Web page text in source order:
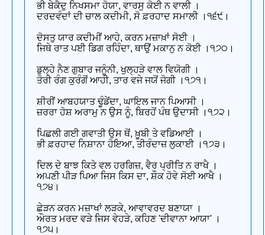
ਭੀ ਬੇਕੈਦੁ ਨਿਖਸਮਾ ਹੋਯਾ, ਵਾਰਸੁ ਕੋਈ ਨ ਵਾਲੀ ।
ਦਰਦਵੰਦਾਂ ਦੀ ਚਾਲ ਕਦੀਮੀ, ਸੋ ਫ਼ਰਹਾਦ ਸਮਾਲੀ ।੧੬੯।
ਦੋਸਤੁ ਯਾਰ ਕਦੀਮੀਂ ਆਹੇ, ਕਰਨ ਮਜ਼ਾਖ਼ਾਂ ਸੋਈ ।
ਜਿਥੇ ਰਾਤ ਪਈ ਡਿਗ ਰਹਿੰਦਾ, ਥਾਉਂ ਮਕਾਨੁ ਨ ਕੋਈ ।੧੭੦।
ਡੁਲ੍ਹੇ ਨੈਣ ਗੁਬਾਰ ਜਨੂੰਨੀ, ਖੁਲ੍ਹੜੇ ਵਾਲ ਵਿਯੋਗੀ ।
ਤੋਰੀ ਰੰਗ ਕੁਰੰਗੋਂ ਆਹੀ, ਤਾਰ ਵਜੇ ਜਯੋਂ ਜੋਗੀ ।੧੭੧।
ਸ਼ੀਰੀਂ ਆਬਹਯਾਤ ਢੂੰਡੇਂਦਾ, ਘਾਇਲ ਜਾਨ ਪਿਆਸੀ ।
ਜ਼ਰਰਾ ਹੋਸ਼ ਅਰਾਮੁ ਨ ਉਸ ਨੂੰ, ਬਿਰਹੋਂ ਪੰਥ ਉਦਾਸੀ ।੧੭੨।
ਪਿਛਲੀ ਗਈ ਗਵਾਤੀ ਉਸ ਥੋਂ, ਖ਼ੂਬੀ ਤੇ ਵਡਿਆਈ ।
ਭੀ ਫ਼ਰਹਾਦ ਨਿਸ਼ਾਨਾ ਹੋਇਆ, ਤੀਰੰਦਾਜ਼ ਲੁਕਾਈ ।੧੭੩।
ਦਿਲ ਦੇ ਬਾਝ ਕਿਤੇ ਵਲ ਹਰਗਿਜ਼, ਵੈਰ ਪ੍ਰੀਤਿ ਨ ਰਾਖੈ ।
ਅਪਣੀ ਪੀੜ ਪਿਆ ਜਿਸ ਕਿਸ ਦਾ, ਸ਼ੌਕ ਹੋਵੇ ਸੋਈ ਆਖੈ ।
੧੭੪।
ਛੇੜਨ ਕਰਨ ਮਜ਼ਾਖਾਂ ਲੜਕੇ, ਆਵਾਵਰਦ ਬਣਾਯਾ ।
ਔਰਤ ਮਰਦ ਵੜੇ ਜਿਸ ਵੇਹੜੇ, ਕਹਿਣ 'ਦੀਵਾਨਾ ਆਯਾ' ।
੧੭੫।